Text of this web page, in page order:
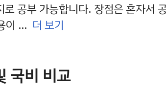
공부 가능합니다. 장점은 혼자서
이 … 더 보기
국비 비교